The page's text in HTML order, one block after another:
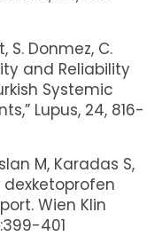
S. Donmez, C.
and Reliability
Systemic
Lupus, 24, 816-
M, Karadas S,
dexketoprofen
Wien Klin
401